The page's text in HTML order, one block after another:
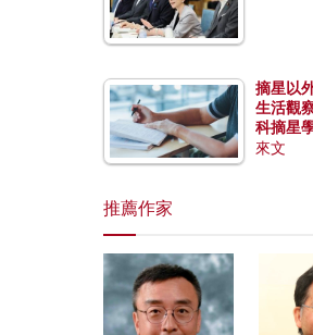
摘星以
生活觀
科摘星
特質
來文
推薦作家